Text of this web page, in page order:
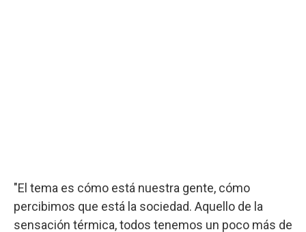
"El tema es cómo está nuestra gente, cómo
percibimos que está la sociedad. Aquello de la
sensación térmica, todos tenemos un poco más de